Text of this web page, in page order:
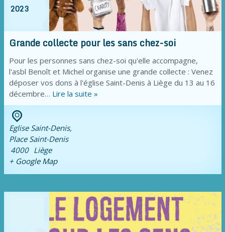
2023
Grande collecte pour les sans chez-soi
Pour les personnes sans chez-soi qu'elle accompagne,
l'asbl Benoît et Michel organise une grande collecte : Venez
déposer vos dons à l'église Saint-Denis à Liège du 13 au 16
décembre… Lire la suite »
Eglise Saint-Denis,
Place Saint-Denis
4000 Liège
+ Google Map